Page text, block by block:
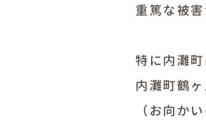
重篤な被
特に内灘
内灘町鶴
（お向か